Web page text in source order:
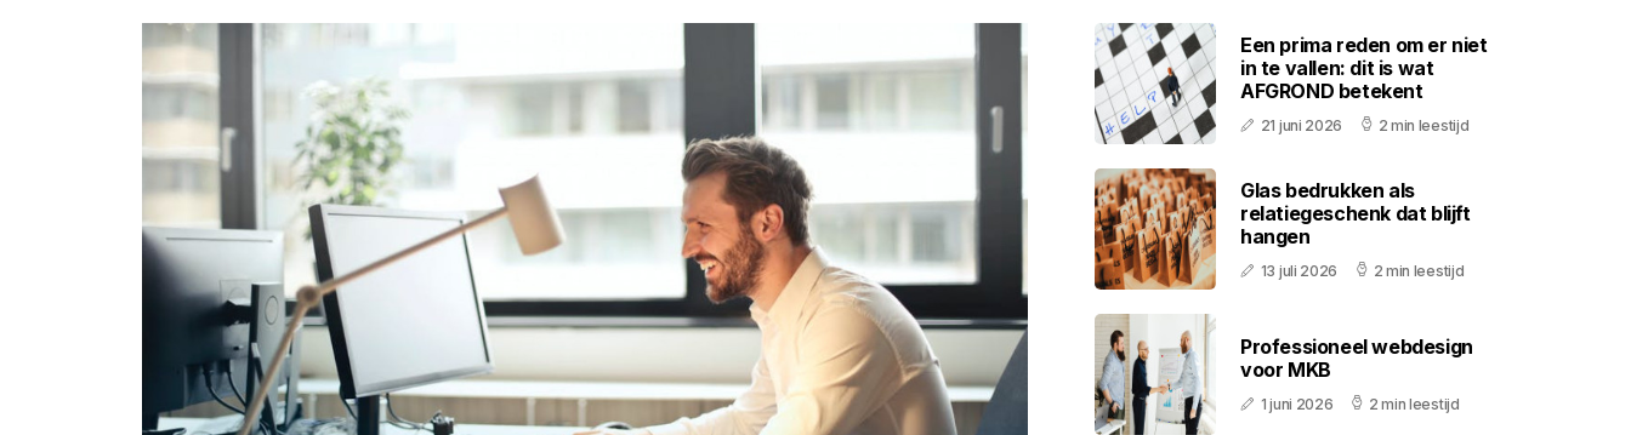
Een prima reden om er niet
in te vallen: dit is wat
AFGROND betekent
21 juni 2026 2 min leestijd
Glas bedrukken als
relatiegeschenk dat blijft
hangen
13 juli 2026 2 min leestijd
Professioneel webdesign
voor MKB
1 juni 2026 2 min leestijd